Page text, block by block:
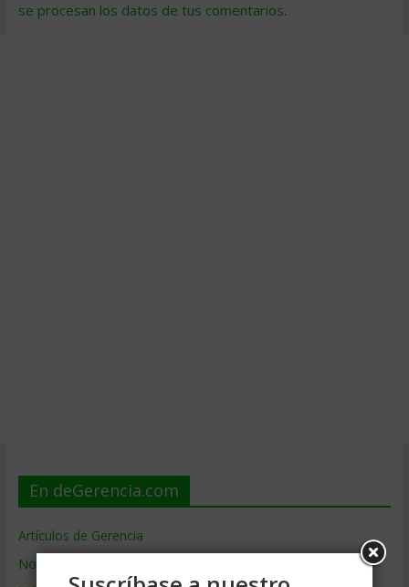
se procesan los datos de tus comentarios.
En deGerencia.com
Artículos de Gerencia
Noticias de Gerencia